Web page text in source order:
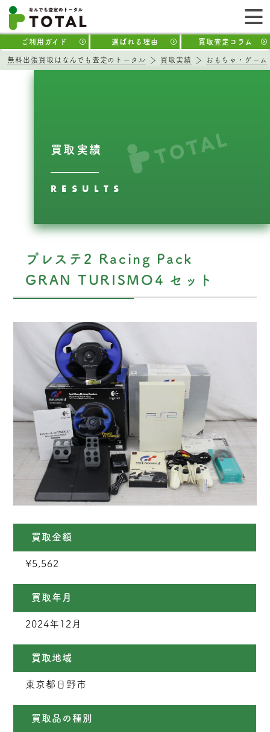
ご利用ガイド 選ばれる理由 買取査定コラム
無料出張買取はなんでも査定のトータル 買取実績 おもちゃ・ゲーム
買取実績
RESULTS
プレステ2 Racing Pack
GRAN TURISMO4 セット
買取金額
¥5,562
買取年月
2024年12月
買取地域
東京都日野市
買取品の種別